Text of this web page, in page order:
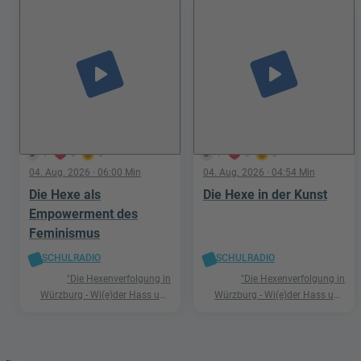
1 0 0
play_arrow
04. Aug. 2026 · 06:00 Min
Die Hexe als
Empowerment des
Feminismus
SCHULRADIO
"Die Hexenverfolgung in
Würzburg - Wi(e)der Hass und
1 0 0
play_arrow
04. Aug. 2026 · 04:54 Min
Die Hexe in der Kunst
SCHULRADIO
"Die Hexenverfolgung in
Würzburg - Wi(e)der Hass und